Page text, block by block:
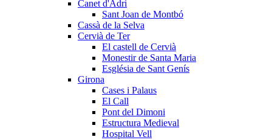
Canet d'Adri
Sant Joan de Montbó
Cassà de la Selva
Cervià de Ter
El castell de Cervià
Monestir de Santa Maria
Església de Sant Genís
Girona
Cases i Palaus
El Call
Pont del Dimoni
Estructura Medieval
Hospital Vell